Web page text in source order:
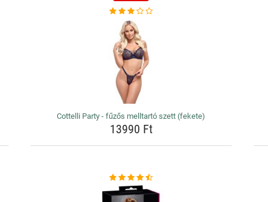
Cottelli Party - fűzős melltartó szett (fekete)
13990 Ft